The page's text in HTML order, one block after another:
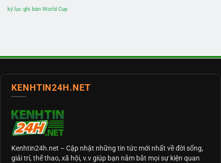
kỷ lục ghi bàn World Cup
KENHTIN24H.NET
Kenhtin24h.net – Cập nhật những tin tức mới nhất về đời sống,
giải trí, thể thao, xã hội, v.v giúp bạn nắm bắt mọi sự kiện quan